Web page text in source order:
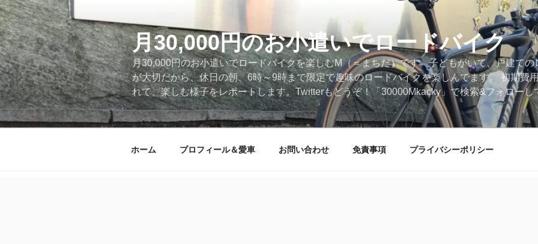
コ
ン
テ
ン
ツ
へ
ス
キ
ッ
月30,000円のお小遣いでロードバイク
月30,000円のお小遣いでロードバイクを楽しむM（＝まちだ）です。子どもがいて、戸建て
が大切だから、休日の朝、6時～9時まで限定で趣味のロードバイクを楽しんでます。 初期費
れて、楽しむ様子をレポートします。Twitterもどうぞ！「30000Mkacky」で検索&フォローし
ホーム プロフィール＆愛車 お問い合わせ 免責事項 プライバシーポリシー